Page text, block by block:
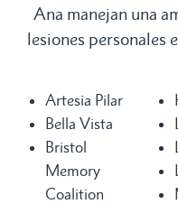
Ana manejan una
lesiones personales
Artesia Pilar
Bella Vista
Bristol
Memory
Coalition